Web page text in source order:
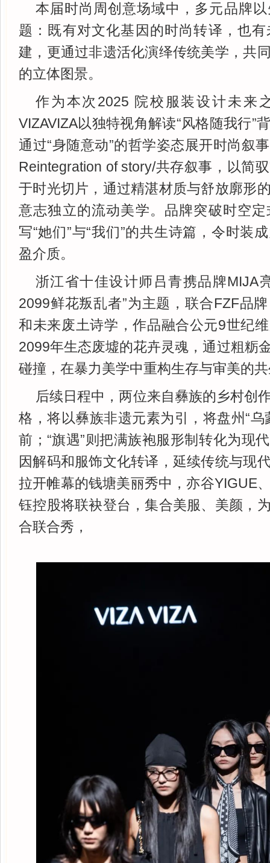
本届时尚周创意场域中，多元品牌
题：既有对文化基因的时尚转译，也
建，更通过非遗活化演绎传统美学，共
的立体图景。
作为本次2025 院校服装设计未来
VIZAVIZA以独特视角解读“风格随我行”
通过“身随意动”的哲学姿态展开时尚叙
Reintegration of story/共存叙事，以简
于时光切片，通过精湛材质与舒放廓形
意志独立的流动美学。品牌突破时空
写“她们”与“我们”的共生诗篇，令时装
盈介质。
浙江省十佳设计师吕青携品牌MIJA
2099鲜花叛乱者”为主题，联合FZF品
和未来废土诗学，作品融合公元9世纪
2099年生态废墟的花卉灵魂，通过粗粝
碰撞，在暴力美学中重构生存与审美的
后续日程中，两位来自彝族的乡村创
格，将以彝族非遗元素为引，将盘州“乌
前；“旗遇”则把满族袍服形制转化为现
因解码和服饰文化转译，延续传统与现
拉开帷幕的钱塘美丽秀中，亦谷YIGUE
钰控股将联袂登台，集合美服、美颜，
合联合秀，